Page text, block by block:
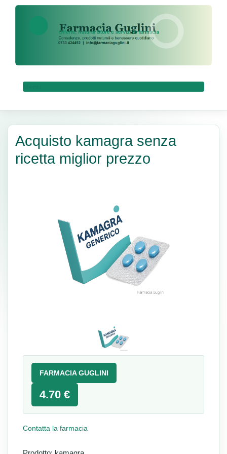
Acquisto kamagra senza
ricetta miglior prezzo
FARMACIA GUGLINI
4.70 €
Contatta la farmacia